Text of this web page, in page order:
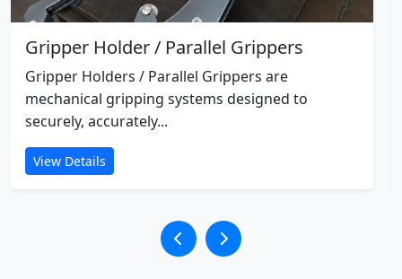
Gripper Holder / Parallel Grippers
Gripper Holders / Parallel Grippers are
mechanical gripping systems designed to
securely, accurately...
View Details